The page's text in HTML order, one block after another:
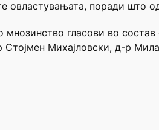
овластувањата, поради што
мнозинство гласови во
Стојмен Михајловски, д-р